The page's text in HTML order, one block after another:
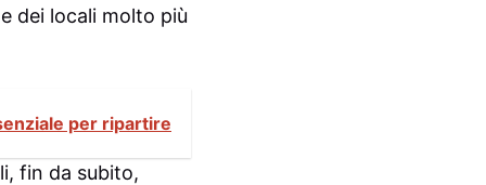
dei locali molto più
per ripartire
fin da subito,